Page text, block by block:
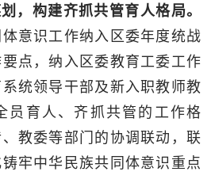
，构建齐抓共管育人格局。
意识工作纳入区委年度统战
点，纳入区委教育工委工作
统领导干部及新入职教师教
员育人、齐抓共管的工作格
教委等部门的协调联动，联
牢中华民族共同体意识重点